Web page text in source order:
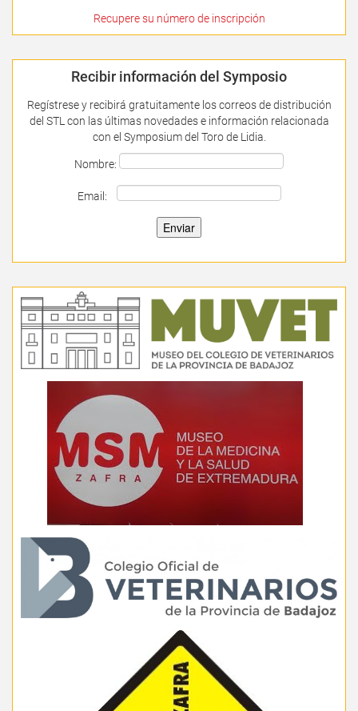
Recupere su número de inscripción
Recibir información del Symposio
Regístrese y recibirá gratuitamente los correos de distribución
del STL con las últimas novedades e información relacionada
con el Symposium del Toro de Lidia.
Nombre:
Email: